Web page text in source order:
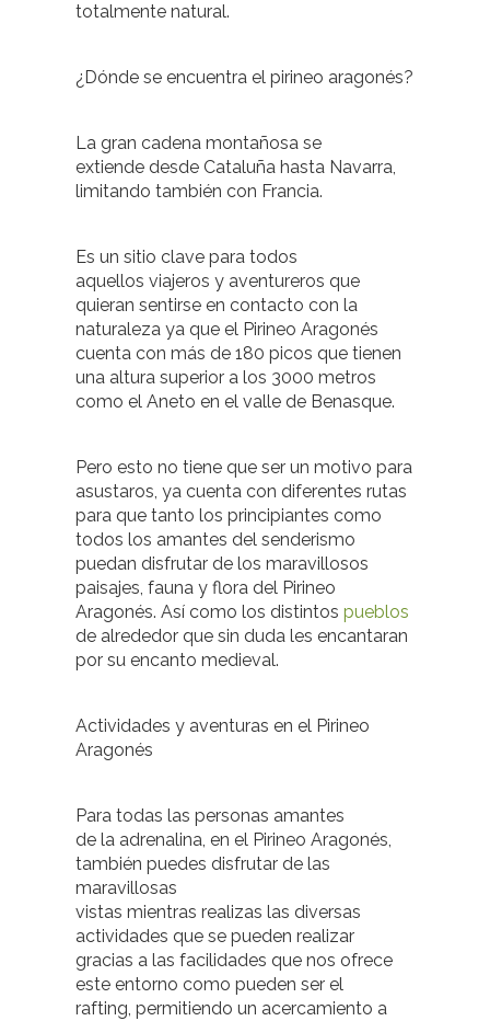
totalmente natural.
¿Dónde se encuentra el pirineo aragonés?
La gran cadena montañosa se
extiende desde Cataluña hasta Navarra,
limitando también con Francia.
Es un sitio clave para todos
aquellos viajeros y aventureros que
quieran sentirse en contacto con la
naturaleza ya que el Pirineo Aragonés
cuenta con más de 180 picos que tienen
una altura superior a los 3000 metros
como el Aneto en el valle de Benasque.
Pero esto no tiene que ser un motivo para
asustaros, ya cuenta con diferentes rutas
para que tanto los principiantes como
todos los amantes del senderismo
puedan disfrutar de los maravillosos
paisajes, fauna y flora del Pirineo
Aragonés. Así como los distintos pueblos
de alrededor que sin duda les encantaran
por su encanto medieval.
Actividades y aventuras en el Pirineo
Aragonés
Para todas las personas amantes
de la adrenalina, en el Pirineo Aragonés,
también puedes disfrutar de las
maravillosas
vistas mientras realizas las diversas
actividades que se pueden realizar
gracias a las facilidades que nos ofrece
este entorno como pueden ser el
rafting, permitiendo un acercamiento a